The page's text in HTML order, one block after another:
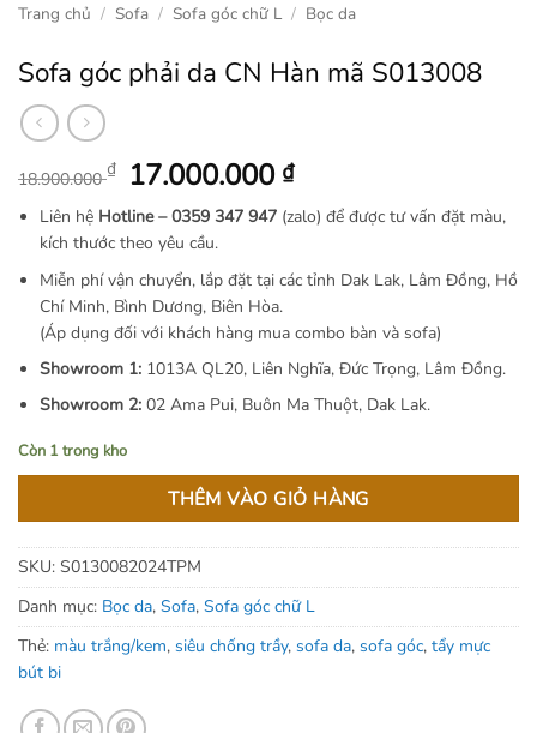
Trang chủ / Sofa / Sofa góc chữ L / Bọc da
Sofa góc phải da CN Hàn mã S013008
18.900.000₫ Giá
gốc
là:
18.900.000 ₫.
17.000.000 ₫Giá
hiện
tại
17.000.000 ₫.
Liên hệ Hotline – 0359 347 947 (zalo) để được tư vấn đặt màu,
kích thước theo yêu cầu.
Miễn phí vận chuyển, lắp đặt tại các tỉnh Dak Lak, Lâm Đồng, Hồ
Chí Minh, Bình Dương, Biên Hòa.
(Áp dụng đối với khách hàng mua combo bàn và sofa)
Showroom 1: 1013A QL20, Liên Nghĩa, Đức Trọng, Lâm Đồng.
Showroom 2: 02 Ama Pui, Buôn Ma Thuột, Dak Lak.
Còn 1 trong kho
THÊM VÀO GIỎ HÀNG
SKU: S0130082024TPM
Danh mục: Bọc da, Sofa, Sofa góc chữ L
Thẻ: màu trắng/kem, siêu chống trầy, sofa da, sofa góc, tẩy mực
bút bi